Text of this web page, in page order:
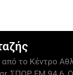
το Κέντρο